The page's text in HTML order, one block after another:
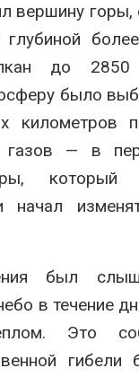
вершину горы,
глубиной
до
было
километров
газов — в
который
начал
был
в течение
Это